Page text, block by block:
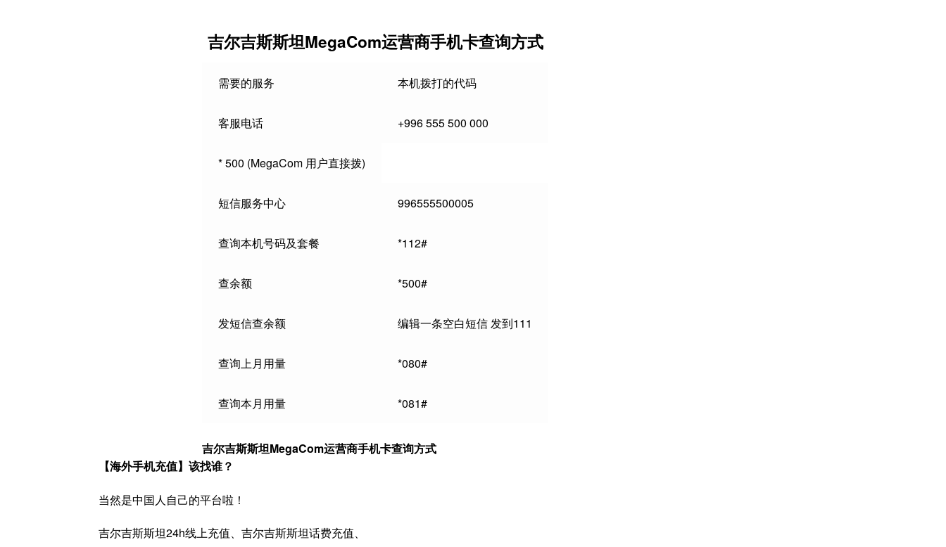
吉尔吉斯斯坦MegaCom运营商手机卡查询方式
需要的服务 本机拨打的代码
客服电话 +996 555 500 000
* 500 (MegaCom 用户直接拨)
短信服务中心 996555500005
查询本机号码及套餐 *112#
查余额 *500#
发短信查余额 编辑一条空白短信 发到111
查询上月用量 *080#
查询本月用量 *081#
吉尔吉斯斯坦MegaCom运营商手机卡查询方式
【海外手机充值】该找谁？
当然是中国人自己的平台啦！
吉尔吉斯斯坦24h线上充值、吉尔吉斯斯坦话费充值、